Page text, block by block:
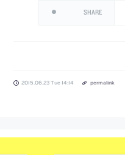
SHARE
2015.06.23 Tue 14:14 permalink